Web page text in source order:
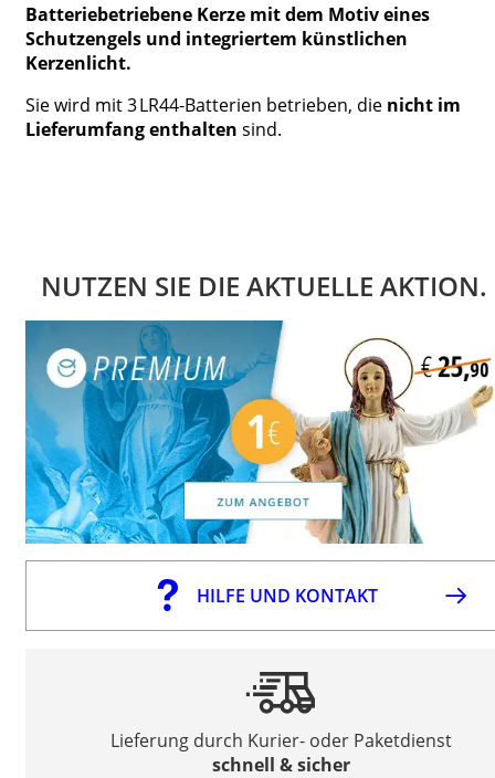
Batteriebetriebene Kerze mit dem Motiv eines
Schutzengels und integriertem künstlichen
Kerzenlicht.
Sie wird mit 3 LR44-Batterien betrieben, die nicht im
Lieferumfang enthalten sind.
NUTZEN SIE DIE AKTUELLE AKTION.
HILFE UND KONTAKT
Lieferung durch Kurier- oder Paketdienst
schnell & sicher